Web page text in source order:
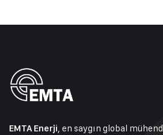
EMTA Enerji, en saygın global